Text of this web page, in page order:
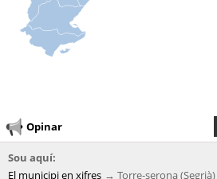
Opinar
Sou aquí:
El municipi en xifres
Torre-serona (Segrià)